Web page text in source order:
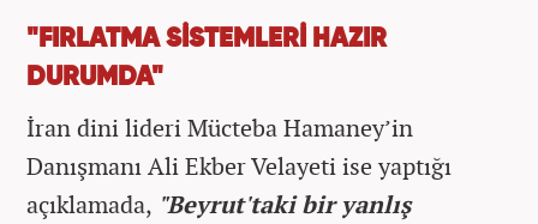
"FIRLATMA SİSTEMLERİ HAZIR
DURUMDA"
İran dini lideri Mücteba Hamaney’in
Danışmanı Ali Ekber Velayeti ise yaptığı
açıklamada, "Beyrut'taki bir yanlış